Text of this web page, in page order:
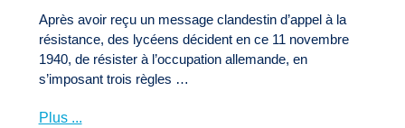
Après avoir reçu un message clandestin d’appel à la
résistance, des lycéens décident en ce 11 novembre
1940, de résister à l’occupation allemande, en
s’imposant trois règles …
Plus ...